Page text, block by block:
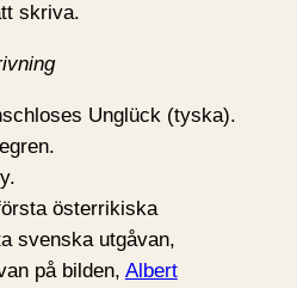
skriva.
Unglück (tyska).
österrikiska
svenska utgåvan,
på bilden, Albert